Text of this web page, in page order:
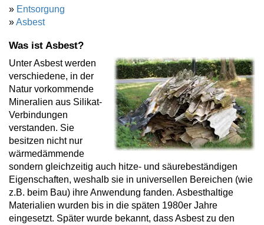
» Entsorgung
»Asbest
Was ist Asbest?
Unter Asbest werden
verschiedene, in der
Natur vorkommende
Mineralien aus Silikat-
Verbindungen
verstanden. Sie
besitzen nicht nur
wärmedämmende
sondern gleichzeitig auch hitze- und säurebeständigen
Eigenschaften, weshalb sie in universellen Bereichen (wie
z.B. beim Bau) ihre Anwendung fanden. Asbesthaltige
Materialien wurden bis in die späten 1980er Jahre
eingesetzt. Später wurde bekannt, dass Asbest zu den